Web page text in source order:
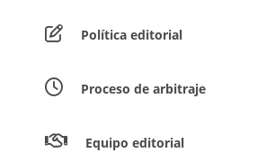
Política editorial
Proceso de arbitraje
Equipo editorial